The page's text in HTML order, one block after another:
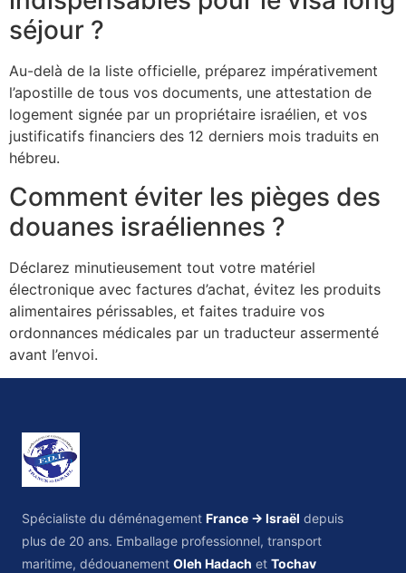
séjour ?
Au-delà de la liste officielle, préparez impérativement
l’apostille de tous vos documents, une attestation de
logement signée par un propriétaire israélien, et vos
justificatifs financiers des 12 derniers mois traduits en
hébreu.
Comment éviter les pièges des
douanes israéliennes ?
Déclarez minutieusement tout votre matériel
électronique avec factures d’achat, évitez les produits
alimentaires périssables, et faites traduire vos
ordonnances médicales par un traducteur assermenté
avant l’envoi.
Spécialiste du déménagement France → Israël depuis
plus de 20 ans. Emballage professionnel, transport
maritime, dédouanement Oleh Hadach et Tochav